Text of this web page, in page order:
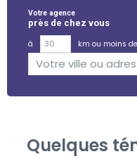
Votre agence
près de chez vous
à
km ou moins de
Quelques